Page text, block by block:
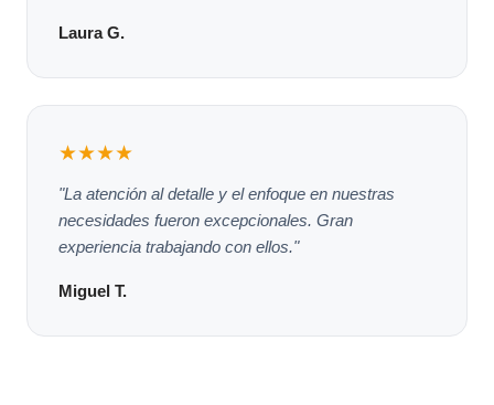
Laura G.
★★★★
"La atención al detalle y el enfoque en nuestras
necesidades fueron excepcionales. Gran
experiencia trabajando con ellos."
Miguel T.